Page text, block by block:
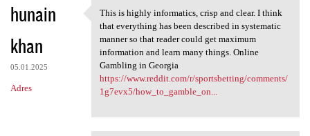
hunain
khan
05.01.2025
Adres
This is highly informatics,
This is highly informatics, crisp and clear. I think
that everything has been described in systematic
manner so that reader could get maximum
information and learn many things. Online
Gambling in Georgia
https://www.reddit.com/r/sportsbetting/comments/
1g7evx5/how_to_gamble_on...